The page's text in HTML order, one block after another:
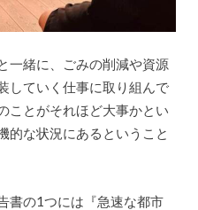
一緒に、ごみの削減や資源
していく仕事に取り組んで
ことがそれほど大事かとい
的な状況にあるということ
書の1つには『急速な都市